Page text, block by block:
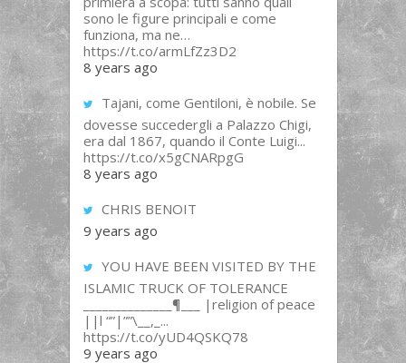
sono le figure principali e come
funziona, ma ne…
https://t.co/armLfZz3D2
8 years ago
Tajani, come Gentiloni, è nobile. Se
dovesse succedergli a Palazzo Chigi,
era dal 1867, quando il Conte Luigi...
https://t.co/x5gCNARpgG
8 years ago
CHRIS BENOIT
9 years ago
YOU HAVE BEEN VISITED BY THE
ISLAMIC TRUCK OF TOLERANCE
______________¶___ |religion of peace
||l “”|””\__,_...
https://t.co/yUD4QSKQ78
9 years ago